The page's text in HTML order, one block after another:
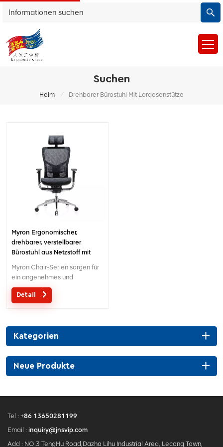
Suchen
Heim / Drehbarer Bürostuhl Mit Lordosenstütze
Myron Ergonomischer,
drehbarer, verstellbarer
Bürostuhl aus Netzstoff mit
Armlehnen
Myron Chair-Serien sorgen für
ein angenehmes und
entspanntes Gefühl
Detail
Kategorien
Neue Produkte
Tel : +86 13650281199
Email : inquiry@jnsvip.com
Add : NO.3 TengHu Road,Dazha Lihu Industrial Area, Lecong Town,